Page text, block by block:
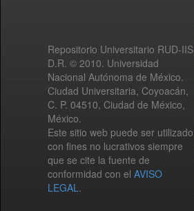
Repositorio Universitario RUD-IIS
D.R. © 2010. Universidad
Nacional Autónoma de México.
Ciudad Universitaria, Coyoacán,
C. P. 04510, Ciudad de México,
México.
Este sitio web puede ser utilizado
con fines no lucrativos siempre
que se cite la fuente de
conformidad con el AVISO
LEGAL.